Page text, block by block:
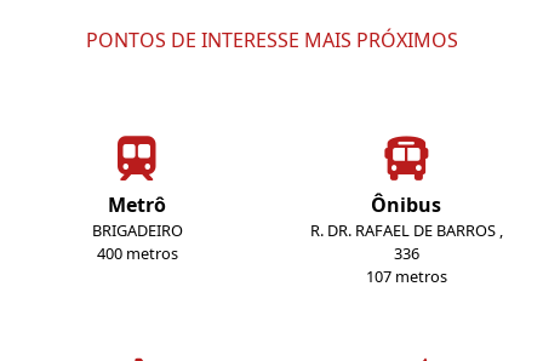
PONTOS DE INTERESSE MAIS PRÓXIMOS
Metrô
BRIGADEIRO
400 metros
Ônibus
R. DR. RAFAEL DE BARROS ,
336
107 metros